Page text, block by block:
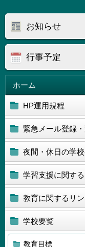
お知らせ
行事予定
ホーム
HP運用規程
緊急メール登録
夜間・休日の学
学習支援に関す
教育に関するリ
学校要覧
教育目標